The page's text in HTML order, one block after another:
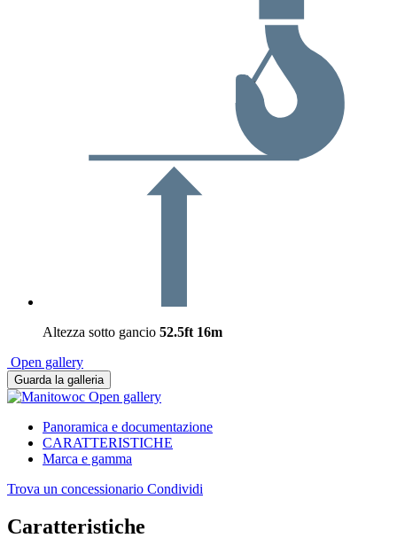
Altezza sotto gancio 52.5ft 16m
Open gallery
Guarda la galleria
Open gallery
Panoramica e documentazione
CARATTERISTICHE
Marca e gamma
Trova un concessionario Condividi
Caratteristiche